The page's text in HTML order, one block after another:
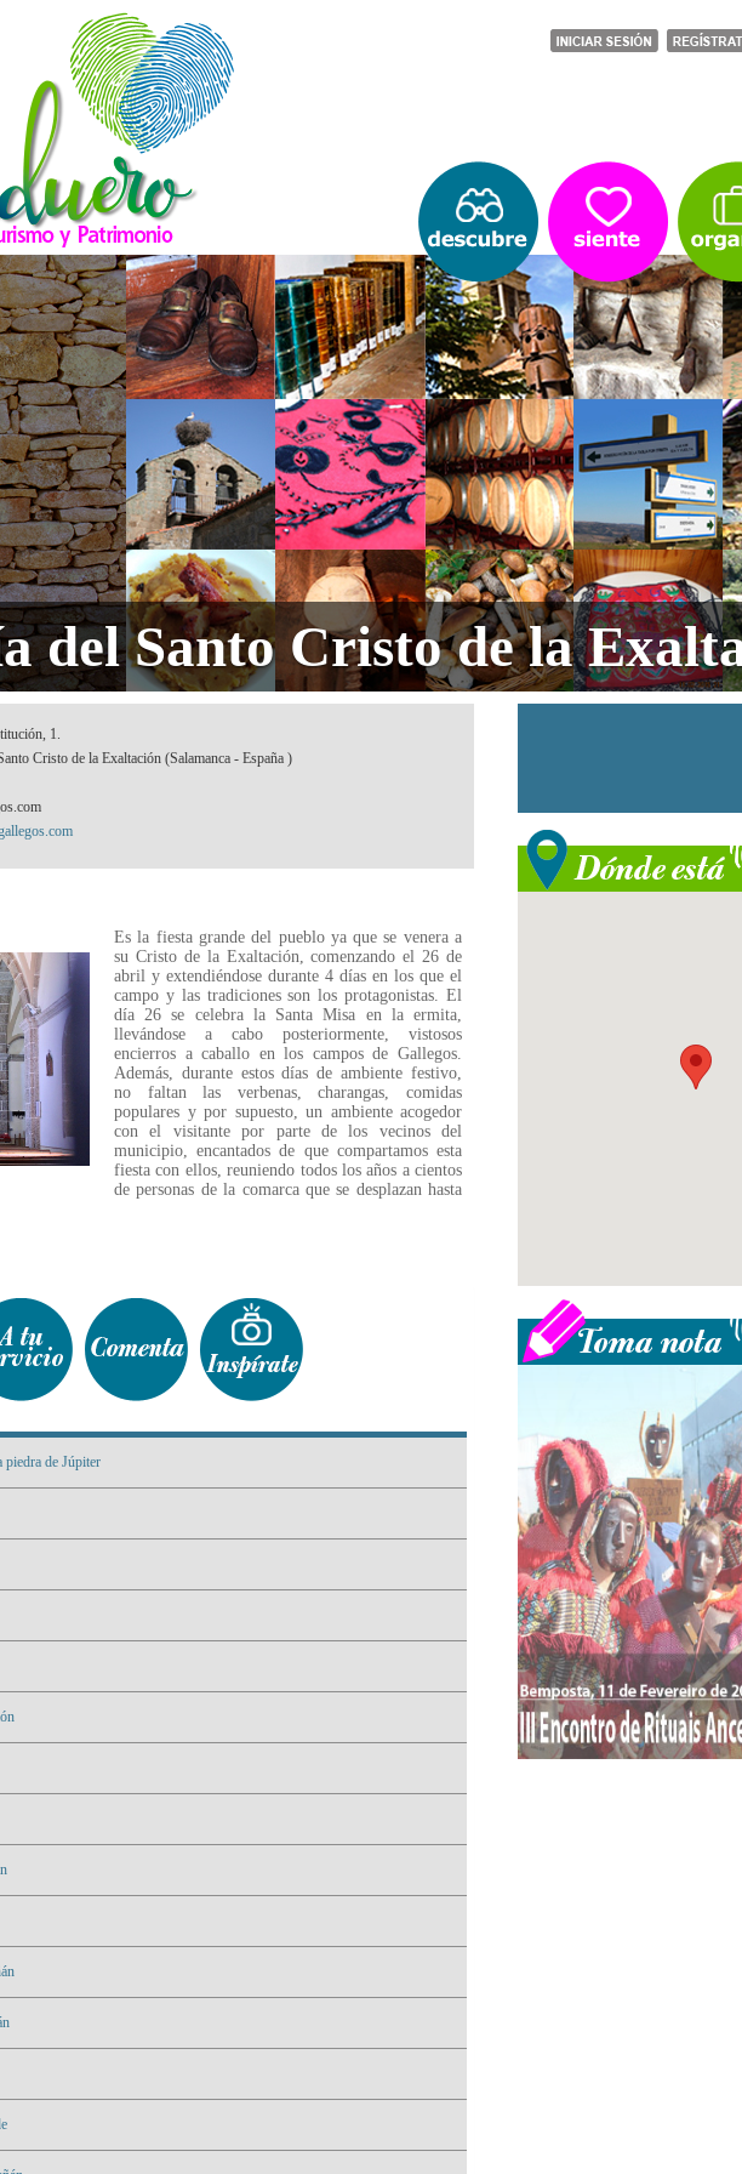
del Santo Cristo de la
1.
Cristo de la Exaltación (Salamanca - España )
Es la fiesta grande del pueblo ya que se venera a
su Cristo de la Exaltación, comenzando el 26 de
abril y extendiéndose durante 4 días en los que el
campo y las tradiciones son los protagonistas. El
día 26 se celebra la Santa Misa en la ermita,
llevándose a cabo posteriormente, vistosos
encierros a caballo en los campos de Gallegos.
Además, durante estos días de ambiente festivo,
no faltan las verbenas, charangas, comidas
populares y por supuesto, un ambiente acogedor
con el visitante por parte de los vecinos del
municipio, encantados de que compartamos esta
fiesta con ellos, reuniendo todos los años a cientos
de personas de la comarca que se desplazan hasta
piedra de Júpiter